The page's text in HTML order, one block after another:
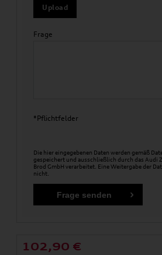
Upload
Frage
*Pflichtfelder
Die hier eingegebenen Daten werden gemäß
gespeichert und ausschließlich durch das Audi
Brod GmbH verarbeitet. Eine Weitergabe der
nicht.
102,90 €